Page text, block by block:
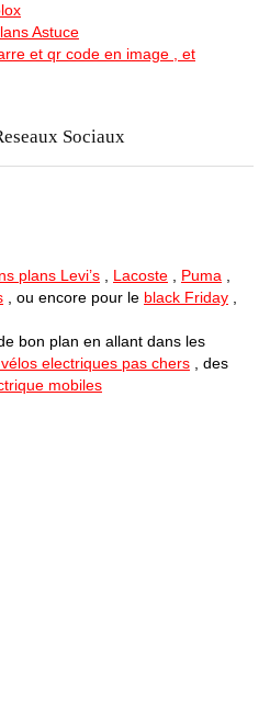
Astuce
et qr code en image , et
Sociaux
plans Levi’s Lacoste Puma
, ou encore pour le black Friday
bon plan en allant dans les
vélos electriques pas chers , des
mobiles